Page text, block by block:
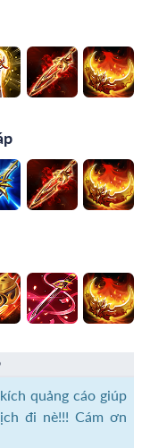
quảng cáo giúp
đi nè!!! Cám ơn